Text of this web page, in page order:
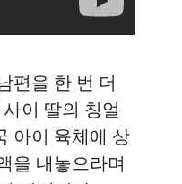
편을 한 번 더
이 딸의 칭얼
아이 육체에 상
을 내놓으라며